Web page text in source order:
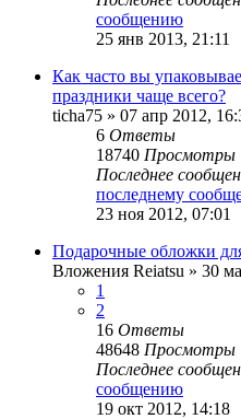
сообщению
25 янв 2013, 21:11
Как часто вы
праздники чаще всего?
ticha75 » 07 апр 2012,
6 Ответы
18740 Просмотры
Последнее
последнему
23 ноя 2012, 07:01
Подарочные обложки
Вложения Reiatsu » 30
1
2
16 Ответы
48648 Просмотры
Последнее
сообщению
19 окт 2012, 14:18